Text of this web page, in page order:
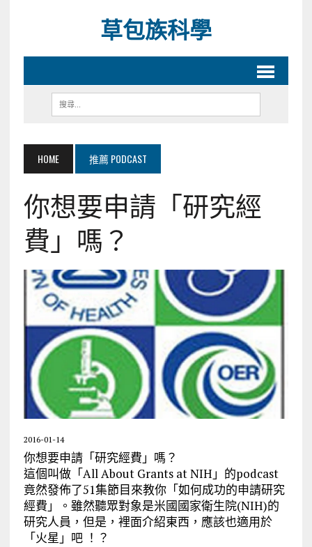
草包族科學
HOME 推薦 PODCAST
你想要申請「研究經
費」嗎？
2016-01-14
你想要申請「研究經費」嗎？
這個叫做「All About Grants at NIH」的podcast
竟然發佈了51集節目來教你「如何成功的申請研究
經費」。雖然聽眾對象是米國國家衛生院(NIH)的
研究人員，但是，裡面介紹東西，應該也適用於
「火星」吧 ！？